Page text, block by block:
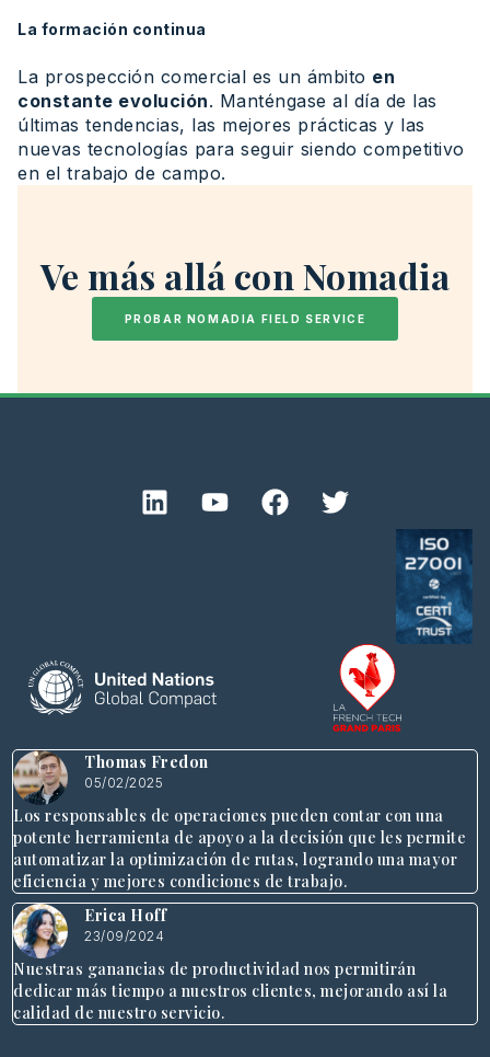
La formación continua
La prospección comercial es un ámbito en
constante evolución. Manténgase al día de las
últimas tendencias, las mejores prácticas y las
nuevas tecnologías para seguir siendo competitivo
en el trabajo de campo.
Ve más allá con Nomadia
PROBAR NOMADIA FIELD SERVICE
Thomas Fredon
05/02/2025
Los responsables de operaciones pueden contar con una
potente herramienta de apoyo a la decisión que les permite
automatizar la optimización de rutas, logrando una mayor
eficiencia y mejores condiciones de trabajo.
Erica Hoff
23/09/2024
Nuestras ganancias de productividad nos permitirán
dedicar más tiempo a nuestros clientes, mejorando así la
calidad de nuestro servicio.